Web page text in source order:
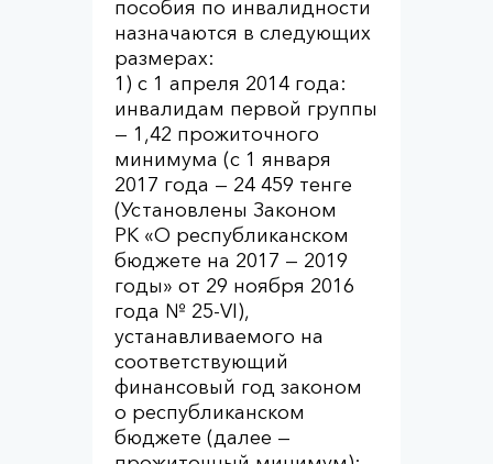
пособия по инвалидности
назначаются в следующих
размерах:
1) с 1 апреля 2014 года:
инвалидам первой группы
— 1,42 прожиточного
минимума (с 1 января
2017 года — 24 459 тенге
(Установлены Законом
РК «О республиканском
бюджете на 2017 — 2019
годы» от 29 ноября 2016
года № 25-VI),
устанавливаемого на
соответствующий
финансовый год законом
о республиканском
бюджете (далее —